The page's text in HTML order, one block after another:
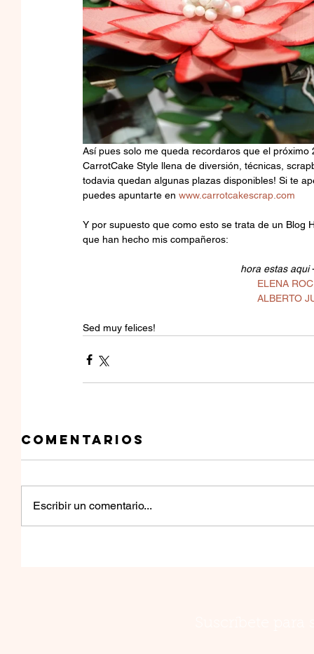
Así pues solo me queda recordaros que el
CarrotCake Style llena de diversión, técnicas,
todavia quedan algunas plazas disponibles! Si te
puedes apuntarte en www.carrotcakescrap.com
Y por supuesto que como esto se trata de un
que han hecho mis compañeros:
hora estas aqui
ELENA
ALBERTO
Sed muy felices!
Comentarios
Escribir un comentario...